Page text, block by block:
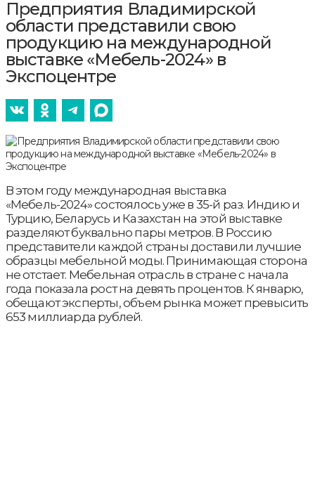
Предприятия Владимирской
области представили свою
продукцию на международной
выставке «Мебель-2024» в
Экспоцентре
В этом году международная выставка
«Мебель-2024» состоялось уже в 35-й раз. Индию и
Турцию, Беларусь и Казахстан на этой выставке
разделяют буквально пары метров. В Россию
представители каждой страны доставили лучшие
образцы мебельной моды. Принимающая сторона
не отстает. Мебельная отрасль в стране с начала
года показала рост на девять процентов. К январю,
обещают эксперты, объем рынка может превысить
653 миллиарда рублей.